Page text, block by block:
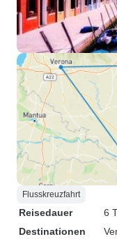
Flusskreuzfahrt
Reisedauer
6
Destinationen